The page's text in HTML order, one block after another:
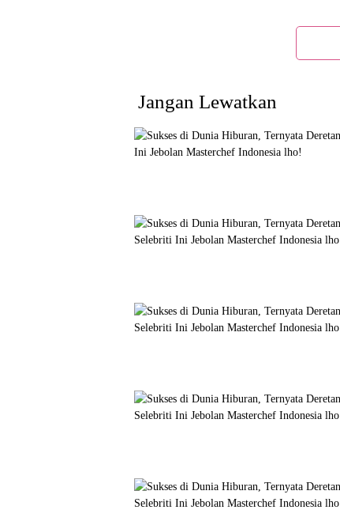
Jangan Lewatkan